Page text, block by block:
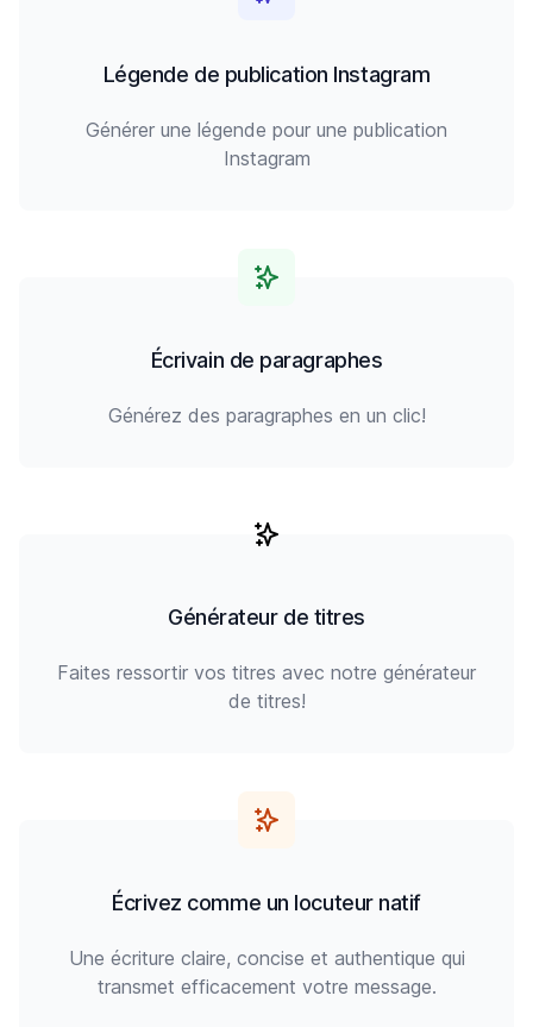
Légende de publication Instagram
Générer une légende pour une publication
Instagram
Écrivain de paragraphes
Générez des paragraphes en un clic!
Générateur de titres
Faites ressortir vos titres avec notre générateur
de titres!
Écrivez comme un locuteur natif
Une écriture claire, concise et authentique qui
transmet efficacement votre message.